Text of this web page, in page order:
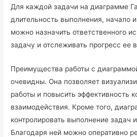
Для каждой задачи на диаграмме
длительность выполнения, начало
можно назначить ответственного
задачу и отслеживать прогресс ее
Преимущества работы с
очевидны. Она позволяет
работы и повысить эффективность
взаимодействия. Кроме того,
контролировать выполнение задач
Благодаря ней можно оперативно